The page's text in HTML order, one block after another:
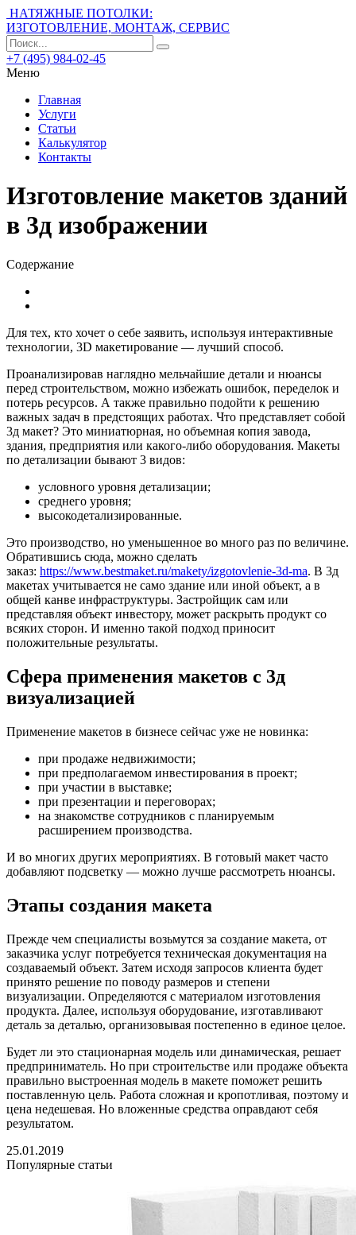
НАТЯЖНЫЕ ПОТОЛКИ:
ИЗГОТОВЛЕНИЕ, МОНТАЖ, СЕРВИС
+7 (495) 984-02-45
Меню
Главная
Услуги
Статьи
Калькулятор
Контакты
Изготовление макетов зданий
в 3д изображении
Содержание
Для тех, кто хочет о себе заявить, используя интерактивные
технологии, 3D макетирование — лучший способ.
Проанализировав наглядно мельчайшие детали и нюансы
перед строительством, можно избежать ошибок, переделок и
потерь ресурсов. А также правильно подойти к решению
важных задач в предстоящих работах. Что представляет собой
3д макет? Это миниатюрная, но объемная копия завода,
здания, предприятия или какого-либо оборудования. Макеты
по детализации бывают 3 видов:
условного уровня детализации;
среднего уровня;
высокодетализированные.
Это производство, но уменьшенное во много раз по величине.
Обратившись сюда, можно сделать
заказ: https://www.bestmaket.ru/makety/izgotovlenie-3d-ma. В 3д
макетах учитывается не само здание или иной объект, а в
общей канве инфраструктуры. Застройщик сам или
представляя объект инвестору, может раскрыть продукт со
всяких сторон. И именно такой подход приносит
положительные результаты.
Сфера применения макетов с 3д
визуализацией
Применение макетов в бизнесе сейчас уже не новинка:
при продаже недвижимости;
при предполагаемом инвестирования в проект;
при участии в выставке;
при презентации и переговорах;
на знакомстве сотрудников с планируемым
расширением производства.
И во многих других мероприятиях. В готовый макет часто
добавляют подсветку — можно лучше рассмотреть нюансы.
Этапы создания макета
Прежде чем специалисты возьмутся за создание макета, от
заказчика услуг потребуется техническая документация на
создаваемый объект. Затем исходя запросов клиента будет
принято решение по поводу размеров и степени
визуализации. Определяются с материалом изготовления
продукта. Далее, используя оборудование, изготавливают
деталь за деталью, организовывая постепенно в единое целое.
Будет ли это стационарная модель или динамическая, решает
предприниматель. Но при строительстве или продаже объекта
правильно выстроенная модель в макете поможет решить
поставленную цель. Работа сложная и кропотливая, поэтому и
цена недешевая. Но вложенные средства оправдают себя
результатом.
25.01.2019
Популярные статьи